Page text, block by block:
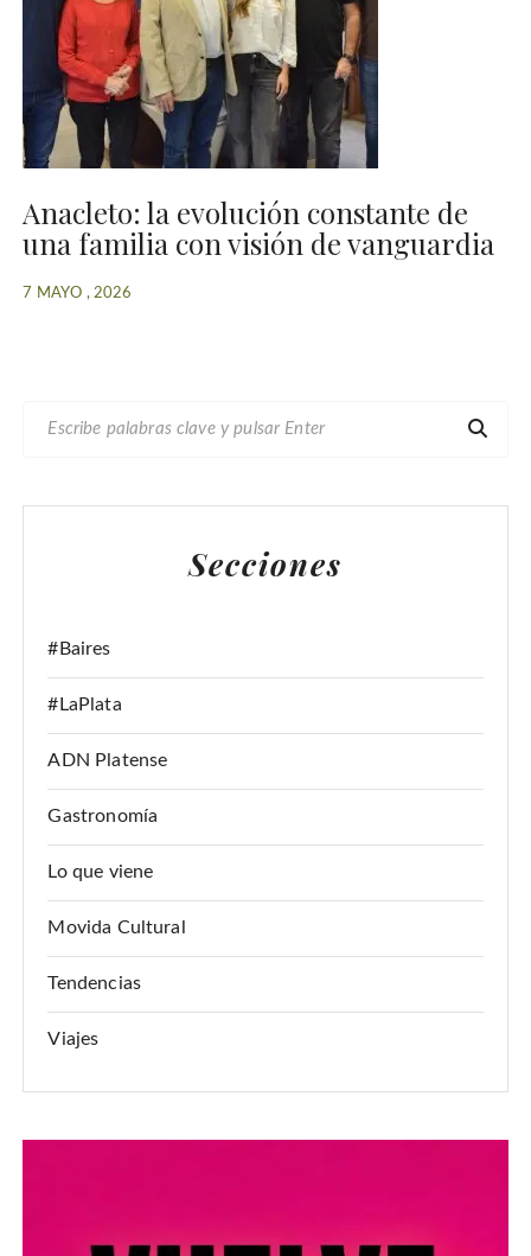
Anacleto: la evolución constante de
una familia con visión de vanguardia
7 MAYO , 2026
C
Secciones
#Baires
#LaPlata
ADN Platense
Gastronomía
Lo que viene
Movida Cultural
Tendencias
Viajes